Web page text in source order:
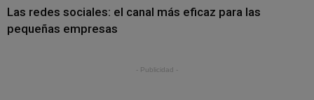
Las redes sociales: el canal más eficaz para las
pequeñas empresas
- Publicidad -